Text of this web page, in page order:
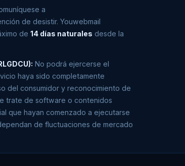
a
de desistir. Youwebmail
de 14 días naturales desde la
No podrá ejercerse el
haya sido completamente
del consumidor y reconocimiento de
trate de software o contenidos
que hayan comenzado a ejecutarse
de fluctuaciones de mercado